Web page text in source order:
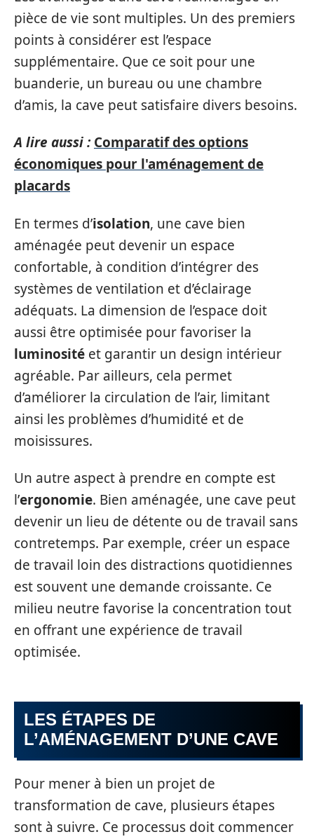
pièce de vie sont multiples. Un des premiers
points à considérer est l’espace
supplémentaire. Que ce soit pour une
buanderie, un bureau ou une chambre
d’amis, la cave peut satisfaire divers besoins.
A lire aussi : Comparatif des options
économiques pour l'aménagement de
placards
En termes d’isolation, une cave bien
aménagée peut devenir un espace
confortable, à condition d’intégrer des
systèmes de ventilation et d’éclairage
adéquats. La dimension de l’espace doit
aussi être optimisée pour favoriser la
luminosité et garantir un design intérieur
agréable. Par ailleurs, cela permet
d’améliorer la circulation de l’air, limitant
ainsi les problèmes d’humidité et de
moisissures.
Un autre aspect à prendre en compte est
l’ergonomie. Bien aménagée, une cave peut
devenir un lieu de détente ou de travail sans
contretemps. Par exemple, créer un espace
de travail loin des distractions quotidiennes
est souvent une demande croissante. Ce
milieu neutre favorise la concentration tout
en offrant une expérience de travail
optimisée.
LES ÉTAPES DE
L’AMÉNAGEMENT D’UNE CAVE
Pour mener à bien un projet de
transformation de cave, plusieurs étapes
sont à suivre. Ce processus doit commencer